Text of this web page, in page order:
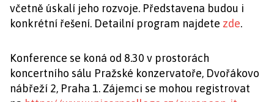
včetně úskalí jeho rozvoje. Představena budou i
konkrétní řešení. Detailní program najdete zde.
Konference se koná od 8.30 v prostorách
koncertního sálu Pražské konzervatoře, Dvořákovo
nábřeží 2, Praha 1. Zájemci se mohou registrovat